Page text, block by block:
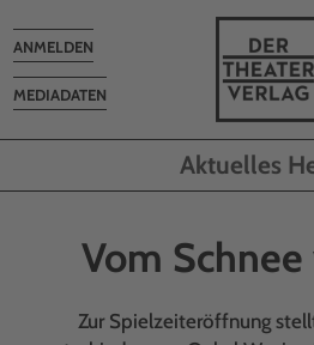
MEDIADATEN
Toggle
navigation
ANMELDEN
Aktuelles
Vom
Zur Spielzeiteröffnung